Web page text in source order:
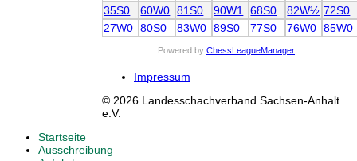
35S0
60W0 81S0 90W1 68S0 82W½ 72S0
27W0 80S0 83W0 89S0 77S0 76W0 85W0
Powered by ChessLeagueManager
Impressum
© 2026 Landesschachverband Sachsen-Anhalt
e.V.
Startseite
Ausschreibung